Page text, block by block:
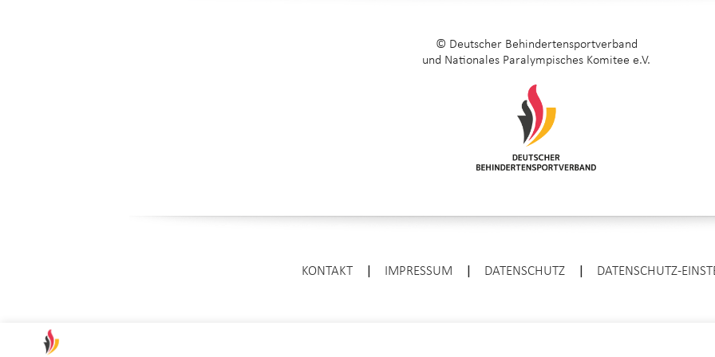
© Deutscher Behindertensportverband
und Nationales Paralympisches Komitee e.V.
KONTAKT IMPRESSUM DATENSCHUTZ DATENSCHUTZ-